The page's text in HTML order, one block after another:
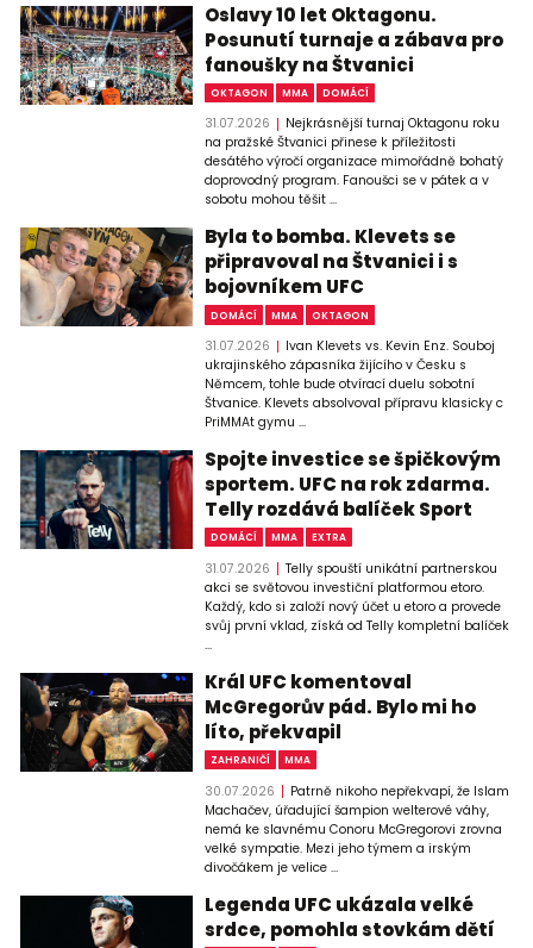
Oslavy 10 let Oktagonu.
Posunutí turnaje a zábava pro
fanoušky na Štvanici
OKTAGON MMA DOMÁCÍ
31.07.2026
Nejkrásnější turnaj Oktagonu roku
na pražské Štvanici přinese k příležitosti
desátého výročí organizace mimořádně bohatý
doprovodný program. Fanoušci se v pátek a v
sobotu mohou těšit ...
Byla to bomba. Klevets se
připravoval na Štvanici i s
bojovníkem UFC
DOMÁCÍ MMA OKTAGON
31.07.2026
Ivan Klevets vs. Kevin Enz. Souboj
ukrajinského zápasníka žijícího v Česku s
Němcem, tohle bude otvírací duelu sobotní
Štvanice. Klevets absolvoval přípravu klasicky c
PriMMAt gymu ...
Spojte investice se špičkovým
sportem. UFC na rok zdarma.
Telly rozdává balíček Sport
DOMÁCÍ MMA EXTRA
31.07.2026
Telly spouští unikátní partnerskou
akci se světovou investiční platformou etoro.
Každý, kdo si založí nový účet u etoro a provede
svůj první vklad, získá od Telly kompletní balíček
...
Král UFC komentoval
McGregorův pád. Bylo mi ho
líto, překvapil
ZAHRANIČÍ MMA
30.07.2026
Patrně nikoho nepřekvapí, že Islam
Machačev, úřadující šampion welterové váhy,
nemá ke slavnému Conoru McGregorovi zrovna
velké sympatie. Mezi jeho týmem a irským
divočákem je velice ...
Legenda UFC ukázala velké
srdce, pomohla stovkám dětí